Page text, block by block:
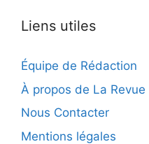
Liens utiles
Équipe de Rédaction
À propos de La
Nous Contacter
Mentions légales